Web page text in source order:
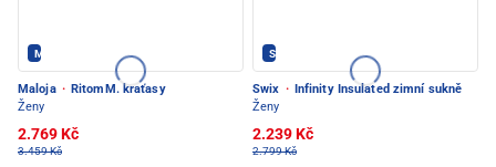
Maloja - PEC POD SNĚŽKOU
Maloja · RitomM. kraťasy
Ženy
2.769 Kč
3.459 Kč
SWIX - PEC POD SNĚŽKOU
Swix ·
Infinity Insulated zimní sukně
Ženy
2.239 Kč
2.799 Kč